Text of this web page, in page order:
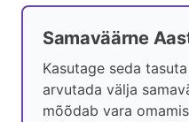
Samaväärne
Kasutage seda
arvutada välja
mõõdab vara